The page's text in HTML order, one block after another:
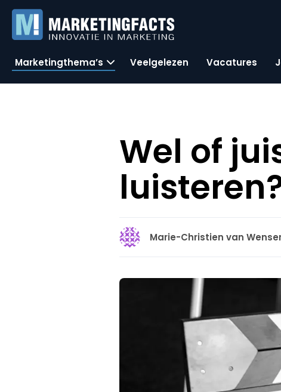
Marketingthema’s Veelgelezen Vacatures
Wel of
Marie-Christien van